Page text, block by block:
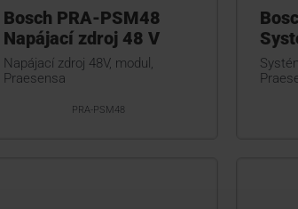
Bosch PRA-PSM48
Napájací zdroj 48 V
Napájací zdroj 48V, modul,
Praesensa
PRA-PSM48